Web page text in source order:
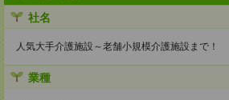
社名
人気大手介護施設～老舗小規模介護施設まで！
業種